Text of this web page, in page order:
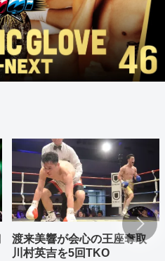
渡来美響が会心の王座奪取
川村英吉を5回TKO